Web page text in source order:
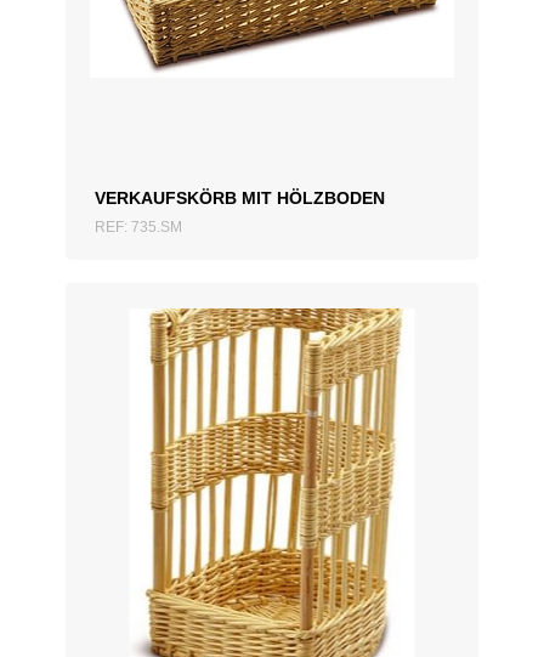
VERKAUFSKÖRB MIT HÖLZBODEN
REF: 735.SM
ZUM ANGEBOT HINZUFÜGEN